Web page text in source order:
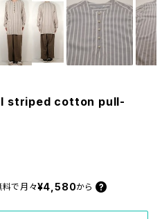
striped cotton pull-
で 月々¥4,580から